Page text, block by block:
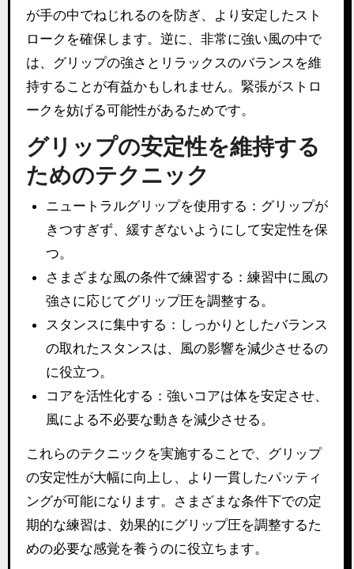
が手の中でねじれるのを防ぎ、より安定したスト
ロークを確保します。逆に、非常に強い風の中で
は、グリップの強さとリラックスのバランスを維
持することが有益かもしれません。緊張がストロ
ークを妨げる可能性があるためです。
グリップの安定性を維持する
ためのテクニック
ニュートラルグリップを使用する：グリップが
きつすぎず、緩すぎないようにして安定性を保
つ。
さまざまな風の条件で練習する：練習中に風の
強さに応じてグリップ圧を調整する。
スタンスに集中する：しっかりとしたバランス
の取れたスタンスは、風の影響を減少させるの
に役立つ。
コアを活性化する：強いコアは体を安定させ、
風による不必要な動きを減少させる。
これらのテクニックを実施することで、グリップ
の安定性が大幅に向上し、より一貫したパッティ
ングが可能になります。さまざまな条件下での定
期的な練習は、効果的にグリップ圧を調整するた
めの必要な感覚を養うのに役立ちます。